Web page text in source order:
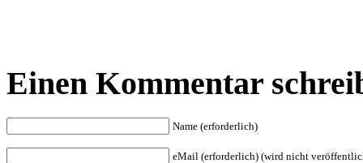
Einen Kommentar
Name (erforderlich)
eMail (erforderlich) (wird nicht